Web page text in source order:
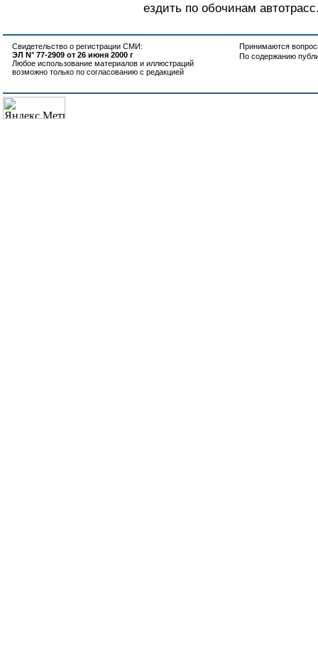
ездить по обочинам
Свидетельство о регистрации СМИ:
ЭЛ N° 77-2909 от 26 июня 2000 г
Любое использование материалов и иллюстраций
возможно только по согласованию с редакцией
Принимаются
По содержанию